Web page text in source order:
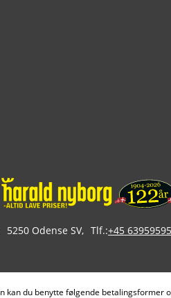
5250 Odense SV Tlf.:+45 63959595
kan du benytte følgende betalingsformer